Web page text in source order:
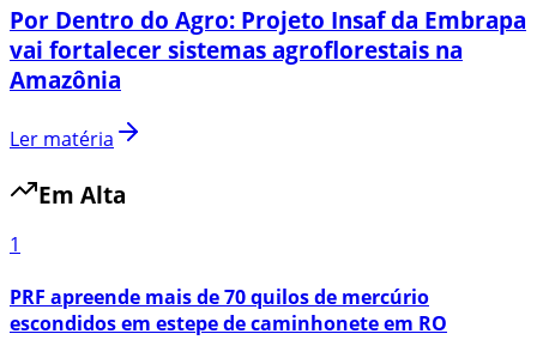
Por Dentro do Agro: Projeto Insaf da Embrapa
vai fortalecer sistemas agroflorestais na
Amazônia
Ler matéria
Em Alta
1
PRF apreende mais de 70 quilos de mercúrio
escondidos em estepe de caminhonete em RO